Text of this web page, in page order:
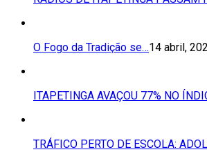
O Fogo da Tradição se…14 abril,
ITAPETINGA AVAÇOU 77% NO
TRÁFICO PERTO DE ESCOLA: